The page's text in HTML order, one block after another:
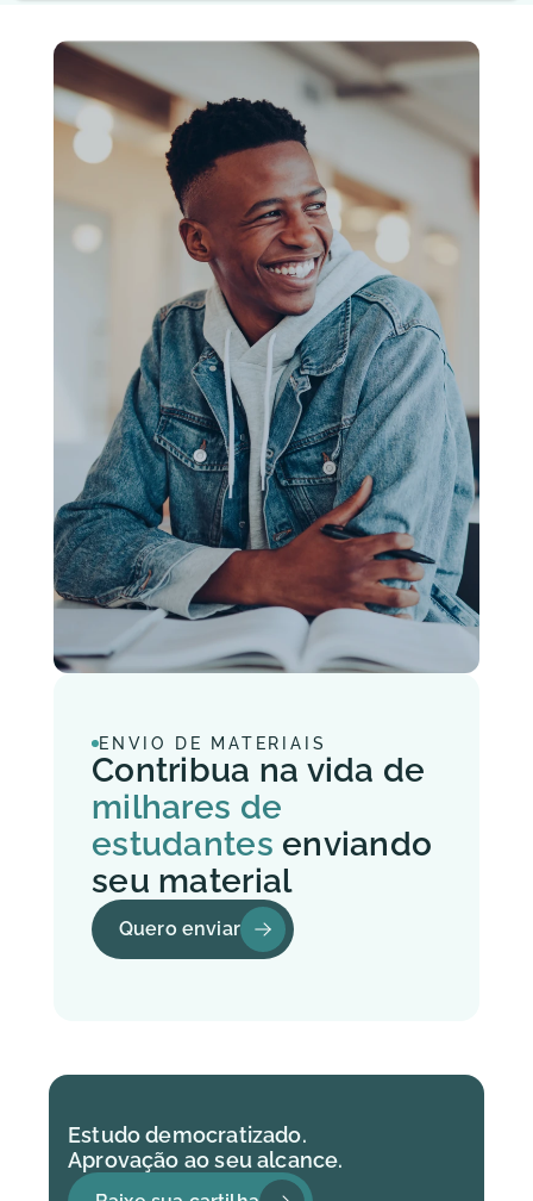
ENVIO DE MATERIAIS
milhares de
estudantes enviando
seu material
Quero enviar
Estudo democratizado.
Aprovação ao seu alcance.